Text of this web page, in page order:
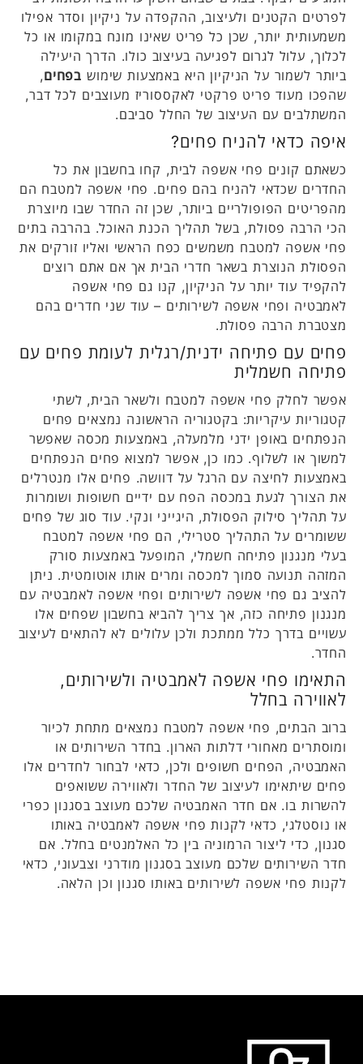
לפרטים הקטנים ולעיצוב, ההקפדה על ניקיון וסדר אפילו
משמעותית יותר, שכן כל פריט שאינו מונח במקומו או כל
לכלוך, עלול לגרום לפגיעה בעיצוב כולו. הדרך היעילה
ביותר לשמור על הניקיון היא באמצעות שימוש בפחים,
שהפכו מעוד פריט פרקטי לאקססוריז מעוצבים לכל דבר,
המשתלבים עם העיצוב של החלל סביבם.
איפה כדאי להניח פחים?
כשאתם קונים פחי אשפה לבית, קחו בחשבון את כל
החדרים שכדאי להניח בהם פחים. פחי אשפה למטבח הם
מהפריטים הפופולריים ביותר, שכן זה החדר שבו מיוצרת
הכי הרבה פסולת, בשל תהליך הכנת האוכל. בהרבה בתים
פחי אשפה למטבח משמשים כפח הראשי ואליו זורקים את
הפסולת הנוצרת בשאר חדרי הבית אך אם אתם רוצים
להקפיד עוד יותר על הניקיון, קנו גם פחי אשפה
לאמבטיה ופחי אשפה לשירותים – עוד שני חדרים בהם
מצטברת הרבה פסולת.
פחים עם פתיחה ידנית/רגלית לעומת פחים עם
פתיחה חשמלית
אפשר לחלק פחי אשפה למטבח ולשאר הבית, לשתי
קטגוריות עיקריות: בקטגוריה הראשונה נמצאים פחים
הנפתחים באופן ידני מלמעלה, באמצעות מכסה שאפשר
למשוך או לשלוף. כמו כן, אפשר למצוא פחים הנפתחים
באמצעות לחיצה עם הרגל על דוושה. פחים אלו מנטרלים
את הצורך לגעת במכסה הפח עם ידיים חשופות ושומרות
על תהליך סילוק הפסולת, היגייני ונקי. עוד סוג של פחים
ששומרים על התהליך סטרילי, הם פחי אשפה למטבח
בעלי מנגנון פתיחה חשמלי, המופעל באמצעות סורק
המזהה תנועה סמוך למכסה ומרים אותו אוטומטית. ניתן
להציב גם פחי אשפה לשירותים ופחי אשפה לאמבטיה עם
מנגנון פתיחה כזה, אך צריך להביא בחשבון שפחים אלו
עשויים בדרך כלל ממתכת ולכן עלולים לא להתאים לעיצוב
החדר.
התאימו פחי אשפה לאמבטיה ולשירותים,
לאווירה בחלל
ברוב הבתים, פחי אשפה למטבח נמצאים מתחת לכיור
ומוסתרים מאחורי דלתות הארון. בחדר השירותים או
האמבטיה, הפחים חשופים ולכן, כדאי לבחור לחדרים אלו
פחים שיתאימו לעיצוב של החדר ולאווירה ששואפים
להשרות בו. אם חדר האמבטיה שלכם מעוצב בסגנון כפרי
או נוסטלגי, כדאי לקנות פחי אשפה לאמבטיה באותו
סגנון, כדי ליצור הרמוניה בין כל האלמנטים בחלל. אם
חדר השירותים שלכם מעוצב בסגנון מודרני וצבעוני, כדאי
לקנות פחי אשפה לשירותים באותו סגנון וכן הלאה.